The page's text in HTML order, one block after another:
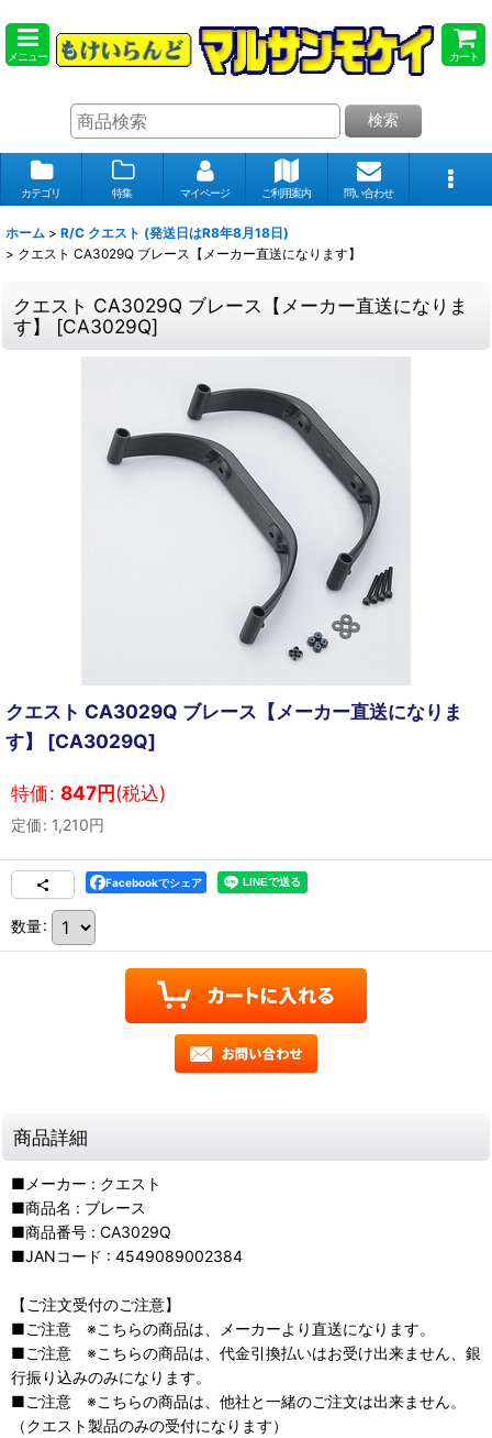
メニュー カート
検索
カテゴリ 特集 マイページ ご利用案内 問い合わせ
ホーム > R/C クエスト (発送日はR8年8月18日)
> クエスト CA3029Q ブレース【メーカー直送になります】
クエスト CA3029Q ブレース【メーカー直送になりま
す】 [CA3029Q]
クエスト CA3029Q ブレース【メーカー直送になりま
す】 [CA3029Q]
特価: 847円(税込)
定価: 1,210円
Facebookでシェア
数量:
商品詳細
■メーカー : クエスト
■商品名 : ブレース
■商品番号 : CA3029Q
■JANコード : 4549089002384
【ご注文受付のご注意】
■ご注意 ※こちらの商品は、メーカーより直送になります。
■ご注意 ※こちらの商品は、代金引換払いはお受け出来ません、銀
行振り込みのみになります。
■ご注意 ※こちらの商品は、他社と一緒のご注文は出来ません。
（クエスト製品のみの受付になります）